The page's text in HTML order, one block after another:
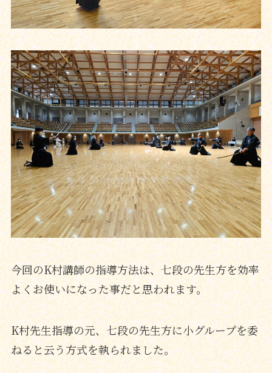
今回のK村講師の指導方法は、七段の先生方を効率
よくお使いになった事だと思われます。
K村先生指導の元、七段の先生方に小グループを委
ねると云う方式を執られました。